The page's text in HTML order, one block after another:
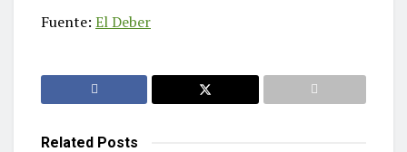
Fuente: El Deber
Related Posts